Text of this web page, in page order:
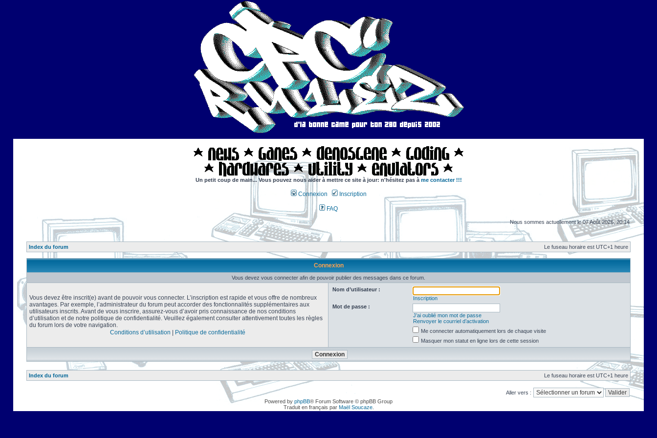
Un petit coup de main... Vous pouvez nous aider à mettre ce site à jour: n'hésitez pas à me contacter !!!
Connexion Inscription
FAQ
Nous sommes actuellement le 07 Août 2026, 20:14
Index du forum Le fuseau horaire est UTC+1 heure
Connexion
Vous devez vous connecter afin de pouvoir publier des messages dans ce forum.
Vous devez être inscrit(e) avant de pouvoir vous connecter. L’inscription est rapide et vous offre de nombreux
avantages. Par exemple, l’administrateur du forum peut accorder des fonctionnalités supplémentaires aux
utilisateurs inscrits. Avant de vous inscrire, assurez-vous d’avoir pris connaissance de nos conditions
d’utilisation et de notre politique de confidentialité. Veuillez également consulter attentivement toutes les règles
du forum lors de votre navigation.
Conditions d’utilisation
Politique de confidentialité
Nom d’utilisateur :
Inscription
Mot de passe :
J’ai oublié mon mot de passe
Renvoyer le courriel d’activation
Me connecter automatiquement lors de chaque visite
Masquer mon statut en ligne lors de cette session
Index du forum Le fuseau horaire est UTC+1 heure
Aller vers :
Powered by phpBB® Forum Software © phpBB Group
Traduit en français par Maël Soucaze.